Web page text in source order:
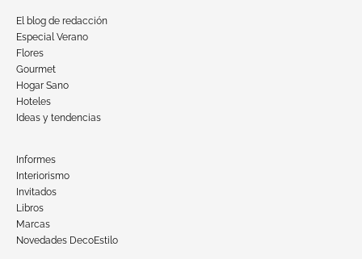
El blog de redacción
Especial Verano
Flores
Gourmet
Hogar Sano
Hoteles
Ideas y tendencias
Informes
Interiorismo
Invitados
Libros
Marcas
Novedades DecoEstilo